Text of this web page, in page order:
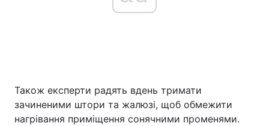
Також експерти радять вдень тримати
зачиненими штори та жалюзі, щоб обмежити
нагрівання приміщення сонячними променями.